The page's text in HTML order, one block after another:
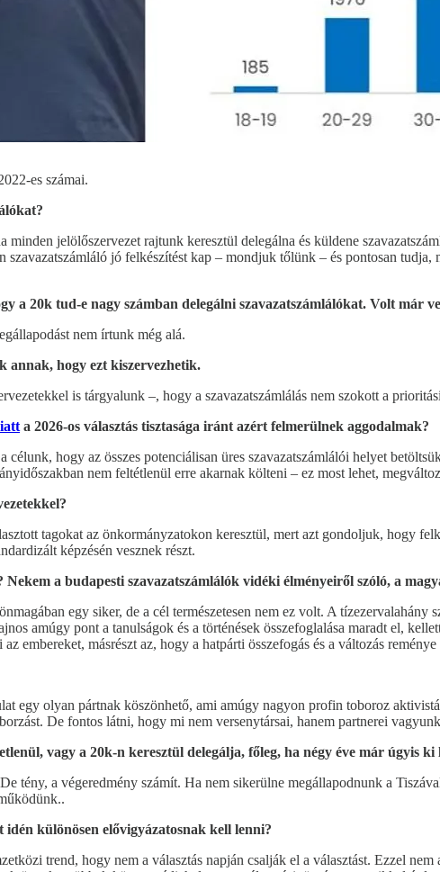
es számai.
jelölőszervezet rajtunk keresztül delegálna és küldene
jó felkészítést kap – mondjuk tőlünk – és pontosan
a 20k tud-e nagy számban delegálni szavazatszámlálókat. Volt már
nem írtunk még alá.
annak, hogy ezt kiszervezhetik.
is tárgyalunk –, hogy a szavazatszámlálás nem szokott a
a 2026-os választás tisztasága iránt azért felmerülnek aggodalmak?
hogy az összes potenciálisan üres szavazatszámlálói helyet
nem feltétlenül erre akarnak költeni – ez most lehet,
tagokat az önkormányzatokon keresztül, mert azt gondoljuk, hogy
képzésén vesznek részt.
a budapesti szavazatszámlálók vidéki élményeiről szóló, a
egy siker, de a cél természetesen nem ez volt. A
amúgy pont a tanulságok és a történések összefoglalása maradt el,
embereket, másrészt az, hogy a hatpárti összefogás és a változás
egy olyan pártnak köszönhető, ami amúgy nagyon profin toboroz
De fontos látni, hogy mi nem versenytársai, hanem partnerei
vagy a 20k-n keresztül delegálja, főleg, ha négy éve már úgyis ki
tény, a végeredmény számít. Ha nem sikerülne megállapodnunk a
különösen elővigyázatosnak kell lenni?
trend, hogy nem a választás napján csalják el a választást. Ezzel